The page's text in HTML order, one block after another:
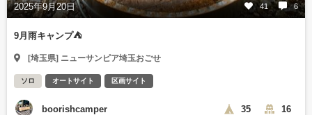
2025年9月20日 41 6
9月雨キャンプ⛺️
[埼玉県] ニューサンピア埼玉おごせ
ソロ オートサイト 区画サイト
boorishcamper 35 16